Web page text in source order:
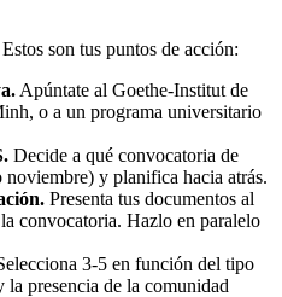
son tus puntos de acción:
Apúntate al Goethe-Institut de
o a un programa universitario
Decide a qué convocatoria de
noviembre) y planifica hacia atrás.
Presenta tus documentos al
convocatoria. Hazlo en paralelo
3-5 en función del tipo
la presencia de la comunidad